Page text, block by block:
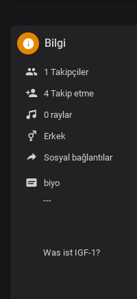
Bilgi
1 Takipçiler
4 Takip etme
0 raylar
Erkek
Sosyal bağlantılar
biyo
---
Was ist IGF-1?